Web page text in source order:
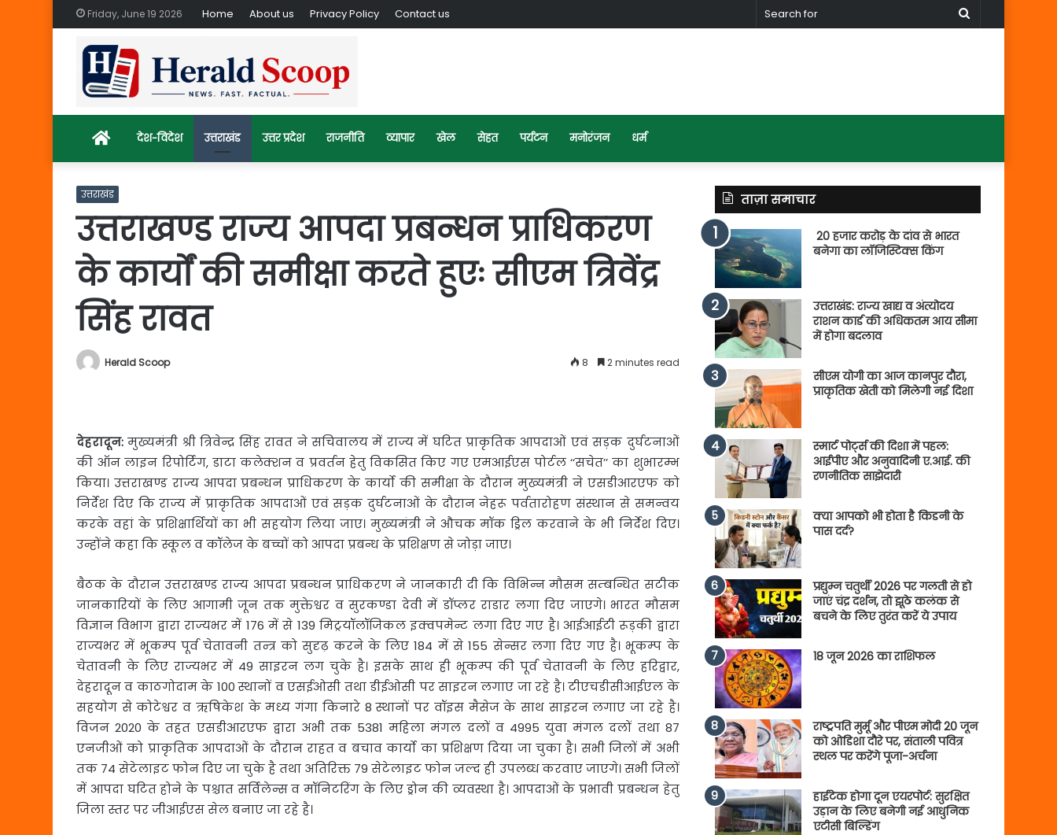
Friday, June 19 2026 Home About us Privacy Policy Contact us
Search
Homeदेश-विदेश उत्तराखंड उत्तर प्रदेश राजनीति व्यापार खेल सेहत पर्यटन मनोरंजन धर्म
उत्तराखंड
उत्तराखण्ड राज्य आपदा प्रबन्धन प्राधिकरण
के कार्यों की समीक्षा करते हुएः सीएम त्रिवेंद्र
सिंह रावत
Herald Scoop 8 2 minutes read
देहरादून:मुख्यमंत्री श्री त्रिवेन्द्र सिंह रावत ने सचिवालय में राज्य में घटित प्राकृतिक आपदाओं एवं सड़क दुर्घटनाओं
की ऑन लाइन रिपोर्टिग, डाटा कलेक्शन व प्रवर्तन हेतु विकसित किए गए एमआईएस पोर्टल ‘‘सचेत’’ का शुभारम्भ
किया। उत्तराखण्ड राज्य आपदा प्रबन्धन प्राधिकरण के कार्यो की समीक्षा के दौरान मुख्यमंत्री ने एसडीआरएफ को
निर्देश दिए कि राज्य में प्राकृतिक आपदाओं एवं सड़क दुर्घटनाओं के दौरान नेहरू पर्वतारोहण संस्थान से समन्वय
करके वहां के प्रशिक्षार्थियों का भी सहयोग लिया जाए। मुख्यमंत्री ने औचक मॉक ड्रिल करवाने के भी निर्देश दिए।
उन्होंने कहा कि स्कूल व कॉलेज के बच्चों को आपदा प्रबन्ध के प्रशिक्षण से जोड़ा जाए।
बैठक के दौरान उत्तराखण्ड राज्य आपदा प्रबन्धन प्राधिकरण ने जानकारी दी कि विभिन्न मौसम सम्बन्धित सटीक
जानकारियों के लिए आगामी जून तक मुक्तेश्वर व सुरकण्डा देवी में डॉप्लर राडार लगा दिए जाएगे। भारत मौसम
विज्ञान विभाग द्वारा राज्यभर में 176 में से 139 मिट्रयॉलॉजिकल इक्वपमेन्ट लगा दिए गए है। आईआईटी रूड़की द्वारा
राज्यभर में भूकम्प पूर्व चेतावनी तन्त्र को सुदृढ़ करने के लिए 184 में से 155 सेन्सर लगा दिए गए है। भूकम्प के
चेतावनी के लिए राज्यभर में 49 साइरन लग चुके है। इसके साथ ही भूकम्प की पूर्व चेतावनी के लिए हरिद्वार,
देहरादून व काठगोदाम के 100 स्थानों व एसईओसी तथा डीईओसी पर साइरन लगाए जा रहे है। टीएचडीसीआईएल के
सहयोग से कोटेश्वर व ऋषिकेश के मध्य गंगा किनारे 8 स्थानों पर वॉइस मैसेज के साथ साइरन लगाए जा रहे है।
विजन 2020 के तहत एसडीआरएफ द्वारा अभी तक 5381 महिला मंगल दलों व 4995 युवा मंगल दलों तथा 87
एनजीओं को प्राकृतिक आपदाओं के दौरान राहत व बचाव कार्यो का प्रशिक्षण दिया जा चुका है। सभी जिलों में अभी
तक 74 सेटेलाइट फोन दिए जा चुके है तथा अतिरिक्त 79 सेटेलाइट फोन जल्द ही उपलब्ध करवाए जाएगे। सभी जिलों
में आपदा घटित होने के पश्चात सर्विलेन्स व मॉनिटरिंग के लिए ड्रोन की व्यवस्था है। आपदाओं के प्रभावी प्रबन्धन हेतु
जिला स्तर पर जीआईएस सेल बनाए जा रहे है।
ताज़ा समाचार
20 हजार करोड़ के दांव से भारत
बनेगा का लॉजिस्टिक्स किंग
उत्तराखंड: राज्य खाद्य व अंत्योदय
राशन कार्ड की अधिकतम आय सीमा
में होगा बदलाव
सीएम योगी का आज कानपुर दौरा,
प्राकृतिक खेती को मिलेगी नई दिशा
स्मार्ट पोर्ट्स की दिशा में पहल:
आईपीए और अनुवादिनी ए.आई. की
रणनीतिक साझेदारी
क्या आपको भी होता है किडनी के
पास दर्द?
प्रद्युम्न चतुर्थी 2026 पर गलती से हो
जाएं चंद्र दर्शन, तो झूठे कलंक से
बचने के लिए तुरंत करें ये उपाय
18 जून 2026 का राशिफल
राष्ट्रपति मुर्मू और पीएम मोदी 20 जून
को ओडिशा दौरे पर, संताली पवित्र
स्थल पर करेंगे पूजा-अर्चना
हाईटेक होगा दून एयरपोर्ट: सुरक्षित
उड़ान के लिए बनेगी नई आधुनिक
एटीसी बिल्डिंग